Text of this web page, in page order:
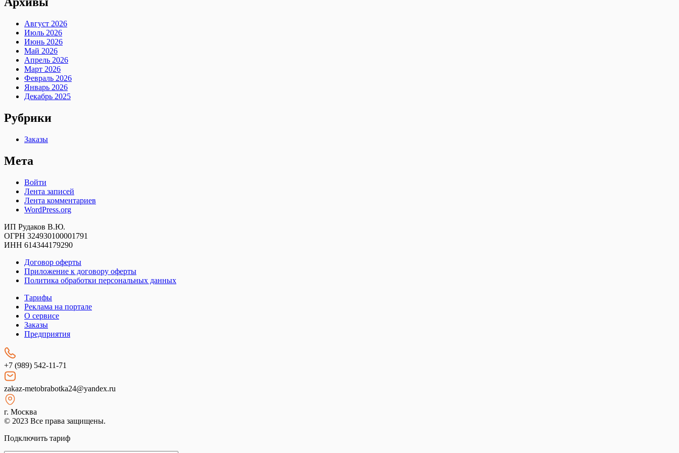
Август 2026
Июль 2026
Июнь 2026
Май 2026
Апрель 2026
Март 2026
Февраль 2026
Январь 2026
Декабрь 2025
Рубрики
Заказы
Мета
Войти
Лента записей
Лента комментариев
WordPress.org
ИП Рудаков В.Ю.
ОГРН 324930100001791
ИНН 614344179290
Договор оферты
Приложение к договору оферты
Политика обработки персональных данных
Тарифы
Реклама на портале
О сервисе
Заказы
Предприятия
+7 (989) 542-11-71
zakaz-metobrabotka24@yandex.ru
г. Москва
© 2023 Все права защищены.
Подключить тариф